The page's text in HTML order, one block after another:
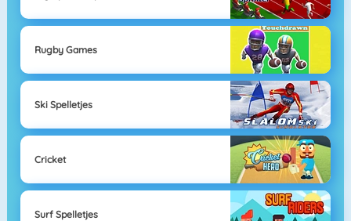
Rugby Games
Ski Spelletjes
Cricket
Surf Spelletjes